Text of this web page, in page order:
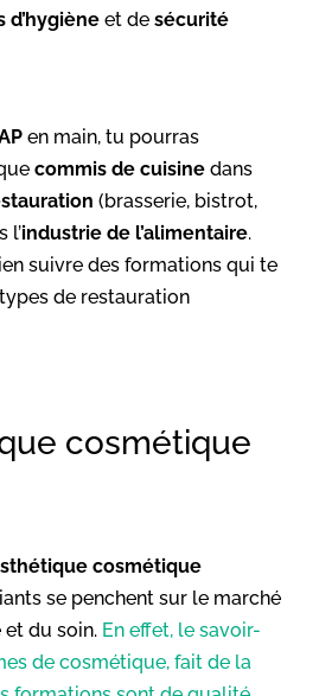
d’hygiène et de sécurité
en main, tu pourras
commis de cuisine dans
(brasserie, bistrot,
l’industrie de l’alimentaire.
suivre des formations qui te
de restauration
cosmétique
cosmétique
se penchent sur le marché
du soin. En effet, le savoir-
de cosmétique, fait de la